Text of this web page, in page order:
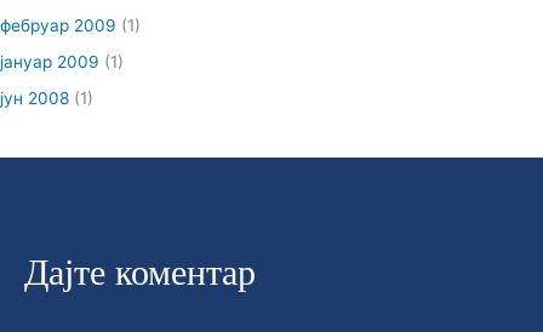
фебруар 2009 (1)
јануар 2009 (1)
јун 2008 (1)
Дајте коментар